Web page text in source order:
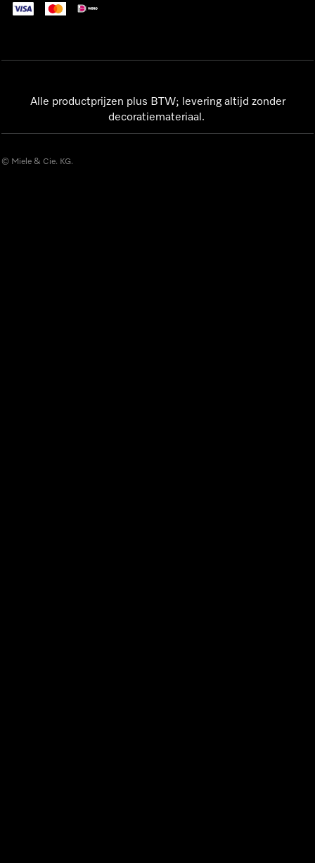
Alle productprijzen plus BTW; levering altijd zonder
decoratiemateriaal.
© Miele & Cie. KG.